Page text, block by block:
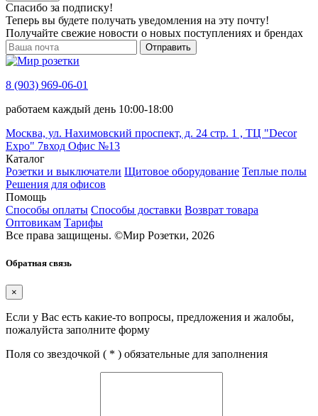
Спасибо за подписку!
Теперь вы будете получать уведомления на эту почту!
Получайте свежие новости о новых поступлениях и брендах
Отправить
8 (903) 969-06-01
работаем каждый день 10:00-18:00
Москва, ул. Нахимовский проспект, д. 24 стр. 1 , ТЦ "Decor
Expo" 7вход Офис №13
Каталог
Розетки и выключатели Щитовое оборудование Теплые полы
Решения для офисов
Помощь
Способы оплаты Способы доставки Возврат товара
Оптовикам Тарифы
Все права защищены. ©Мир Розетки, 2026
Обратная связь
×
Если у Вас есть какие-то вопросы, предложения и жалобы,
пожалуйста заполните форму
Поля со звездочкой ( * ) обязательные для заполнения